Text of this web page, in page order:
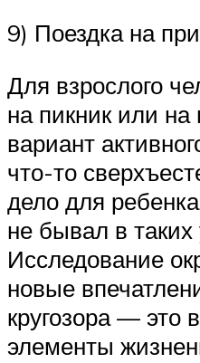
9) Поездка на
Для взрослого
на пикник или
вариант
что-то
дело для
не бывал в таких
Исследование
новые
кругозора — это
элементы